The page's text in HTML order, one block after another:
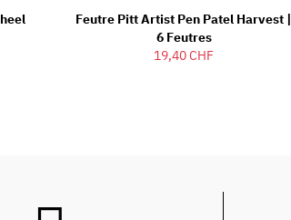
Feutre Pitt Artist Pen Patel Harvest |
6 Feutres
19,40 CHF